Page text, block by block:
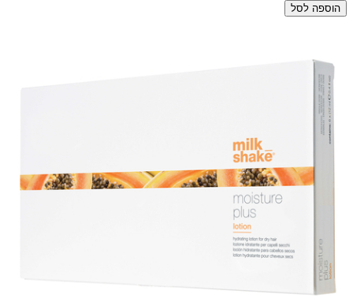
הוספה לסל